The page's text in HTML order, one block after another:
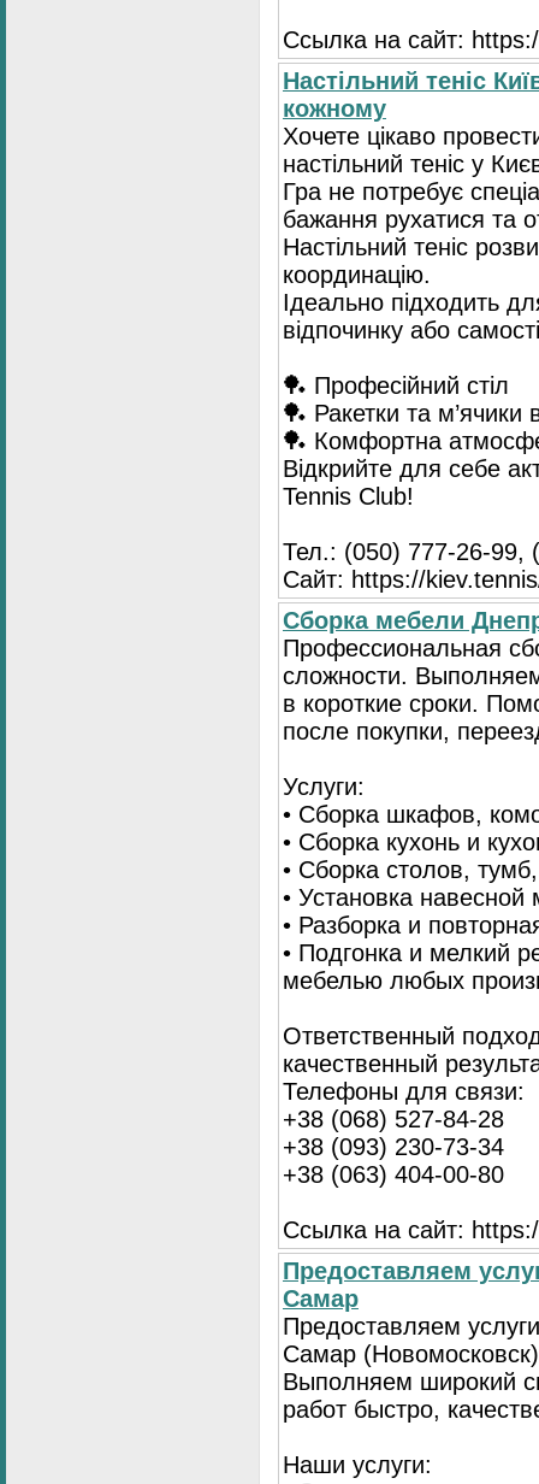
Ссылка на сайт:
Настільний теніс
кожному
Хочете цікаво
настільний теніс у
Гра не потребує
бажання рухатися та
Настільний теніс
координацію.
Ідеально підходить
відпочинку або
🏓 Професійний стіл
🏓 Ракетки та м’ячики
🏓 Комфортна
Відкрийте для себе
Tennis Club!
Тел.: (050) 777-26-99,
Сайт: https://
Сборка мебели
Профессиональная
сложности.
в короткие сроки.
после покупки,
Услуги:
• Сборка шкафов,
• Сборка кухонь и
• Сборка столов,
• Установка
• Разборка и
• Подгонка и мелкий
мебелью любых
Ответственный
качественный
Телефоны для связи:
+38 (068) 527-84-28
+38 (093) 230-73-34
+38 (063) 404-00-80
Ссылка на сайт:
Предоставляем
Самар
Предоставляем
Самар
Выполняем широкий
работ быстро,
Наши услуги: